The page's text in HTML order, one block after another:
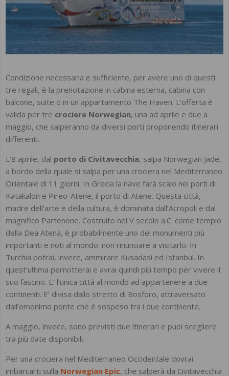
Condizione necessaria e sufficiente, per avere uno di questi
tre regali, è la prenotazione in cabina esterna, cabina con
balcone, suite o in un appartamento The Haven. L’offerta è
valida per tre crociere Norwegian, una ad aprile e due a
maggio, che salperanno da diversi porti proponendo itinerari
differenti.
L’8 aprile, dal porto di Civitavecchia, salpa Norwegian Jade,
a bordo della quale si salpa per una crociera nel Mediterraneo
Orientale di 11 giorni. In Grecia la nave farà scalo nei porti di
Katakalon e Pireo-Atene, il porto di Atene. Questa città,
madre dell’arte e della cultura, è dominata dall’Acropoli e dal
magnifico Partenone. Costruito nel V secolo a.C. come tempio
della Dea Atena, è probabilmente uno dei monumenti più
importanti e noti al mondo: non rinunciare a visitarlo. In
Turchia potrai, invece, ammirare Kusadasi ed Istanbul. In
quest’ultima pernotterai e avrai quindi più tempo per vivere il
suo fascino. E’ l’unica città al mondo ad appartenere a due
continenti. E’ divisa dallo stretto di Bosforo, attraversato
dall’omonimo ponte che è sospeso tra i due continente.
A maggio, invece, sono previsti due itinerari e puoi scegliere
tra più date disponibili.
Per una crociera nel Mediterraneo Occidentale dovrai
imbarcarti sulla Norwegian Epic, che salperà da Civitavecchia